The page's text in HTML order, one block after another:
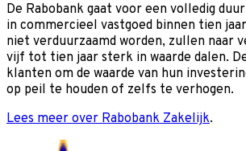
De Rabobank gaat voor een volledig
in commercieel vastgoed binnen tien
niet verduurzaamd worden, zullen naar
vijf tot tien jaar sterk in waarde dalen.
klanten om de waarde van hun
op peil te houden of zelfs te verhogen.
Lees meer over Rabobank Zakelijk.